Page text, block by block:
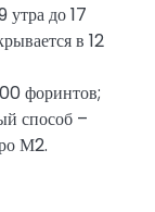
утра до 17
в 12
форинтов;
способ –
М2.